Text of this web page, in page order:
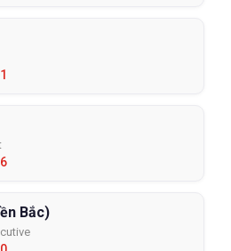
Pacific F15 là thiết bị bảo hộ
đủ yêu cầu của lực lượng cứu
Bắc)